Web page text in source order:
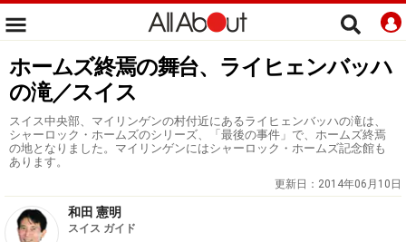
ホームズ終焉の舞台、ライヒェンバッハ
の滝／スイス
スイス中央部、マイリンゲンの村付近にあるライヒェンバッハの滝は、
シャーロック・ホームズのシリーズ、「最後の事件」で、ホームズ終焉
の地となりました。マイリンゲンにはシャーロック・ホームズ記念館も
あります。
更新日： 2014年06月10日
和田 憲明
スイス ガイド